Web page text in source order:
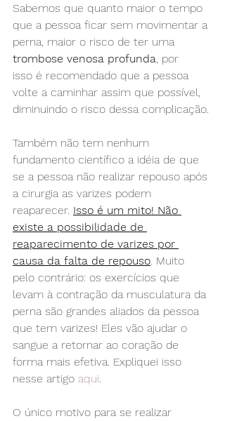
Sabemos que quanto maior o tempo
que a pessoa ficar sem movimentar a
perna, maior o risco de ter uma
trombose venosa profunda , por
isso é recomendado que a pessoa
volte a caminhar assim que possível,
diminuindo o risco dessa complicação.
Também não tem nenhum
fundamento científico a idéia de que
se a pessoa não realizar repouso após
a cirurgia as varizes podem
reaparecer. Isso é um mito! Não
existe a possibilidade de
reaparecimento de varizes por
causa da falta de repouso . Muito
pelo contrário: os exercícios que
levam à contração da musculatura da
perna são grandes aliados da pessoa
que tem varizes! Eles vão ajudar o
sangue a retornar ao coração de
forma mais efetiva. Expliquei isso
nesse artigo aqui
O único motivo para se realizar